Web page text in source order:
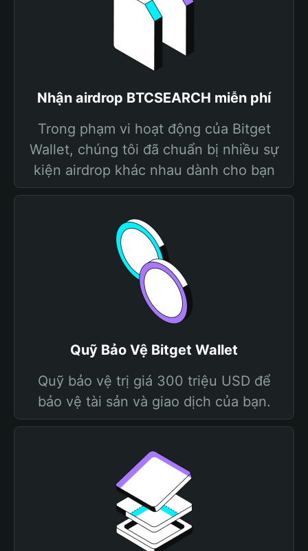
Nhận airdrop BTCSEARCH miễn phí
Trong phạm vi hoạt động của Bitget
Wallet, chúng tôi đã chuẩn bị nhiều sự
kiện airdrop khác nhau dành cho bạn
Quỹ Bảo Vệ Bitget Wallet
Quỹ bảo vệ trị giá 300 triệu USD để
bảo vệ tài sản và giao dịch của bạn.